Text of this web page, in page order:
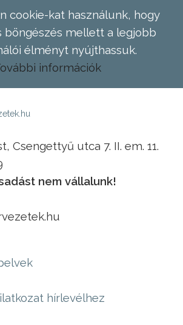
cookie-kat használunk, hogy
böngészés mellett a legjobb
élményt nyújthassuk.
információk
Csengettyű utca 7. II. em. 11.
nem vállalunk!
hírlevélhez